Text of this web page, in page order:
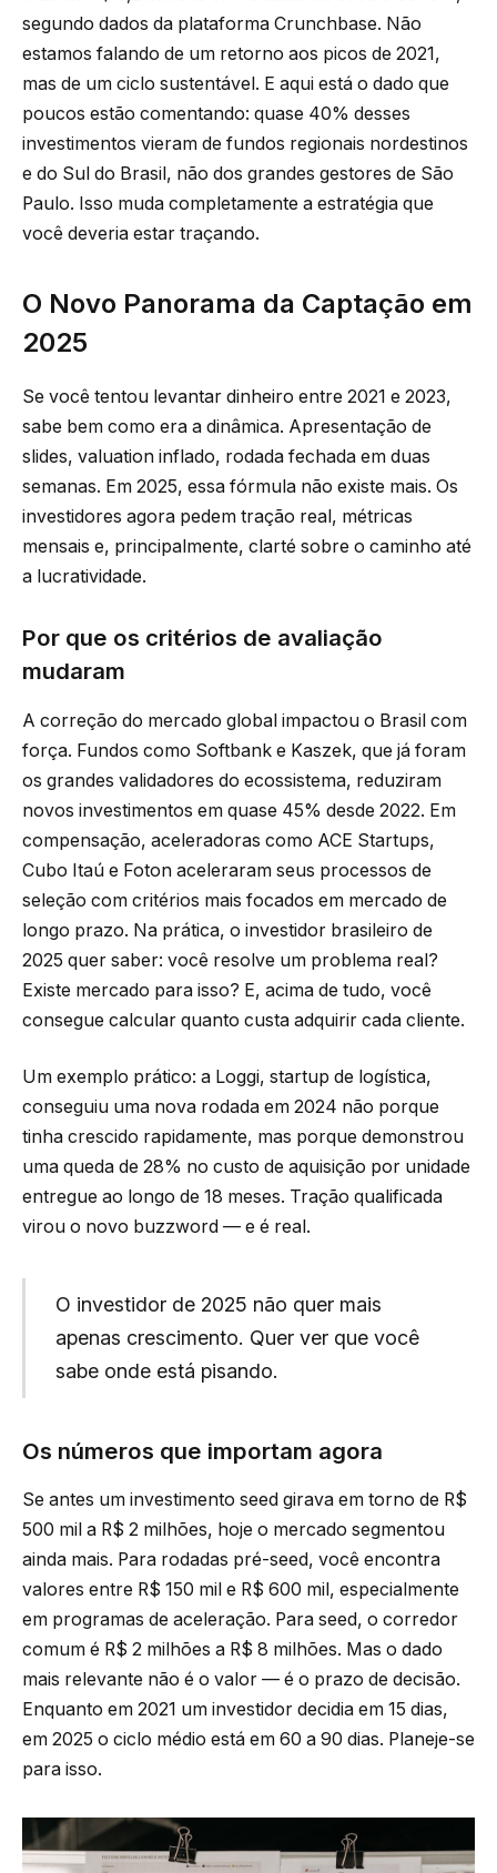
segundo dados da plataforma Crunchbase. Não
estamos falando de um retorno aos picos de 2021,
mas de um ciclo sustentável. E aqui está o dado que
poucos estão comentando: quase 40% desses
investimentos vieram de fundos regionais nordestinos
e do Sul do Brasil, não dos grandes gestores de São
Paulo. Isso muda completamente a estratégia que
você deveria estar traçando.
O Novo Panorama da Captação em
2025
Se você tentou levantar dinheiro entre 2021 e 2023,
sabe bem como era a dinâmica. Apresentação de
slides, valuation inflado, rodada fechada em duas
semanas. Em 2025, essa fórmula não existe mais. Os
investidores agora pedem tração real, métricas
mensais e, principalmente, clarté sobre o caminho até
a lucratividade.
Por que os critérios de avaliação
mudaram
A correção do mercado global impactou o Brasil com
força. Fundos como Softbank e Kaszek, que já foram
os grandes validadores do ecossistema, reduziram
novos investimentos em quase 45% desde 2022. Em
compensação, aceleradoras como ACE Startups,
Cubo Itaú e Foton aceleraram seus processos de
seleção com critérios mais focados em mercado de
longo prazo. Na prática, o investidor brasileiro de
2025 quer saber: você resolve um problema real?
Existe mercado para isso? E, acima de tudo, você
consegue calcular quanto custa adquirir cada cliente.
Um exemplo prático: a Loggi, startup de logística,
conseguiu uma nova rodada em 2024 não porque
tinha crescido rapidamente, mas porque demonstrou
uma queda de 28% no custo de aquisição por unidade
entregue ao longo de 18 meses. Tração qualificada
virou o novo buzzword — e é real.
O investidor de 2025 não quer mais
apenas crescimento. Quer ver que você
sabe onde está pisando.
Os números que importam agora
Se antes um investimento seed girava em torno de R$
500 mil a R$ 2 milhões, hoje o mercado segmentou
ainda mais. Para rodadas pré-seed, você encontra
valores entre R$ 150 mil e R$ 600 mil, especialmente
em programas de aceleração. Para seed, o corredor
comum é R$ 2 milhões a R$ 8 milhões. Mas o dado
mais relevante não é o valor — é o prazo de decisão.
Enquanto em 2021 um investidor decidia em 15 dias,
em 2025 o ciclo médio está em 60 a 90 dias. Planeje-se
para isso.